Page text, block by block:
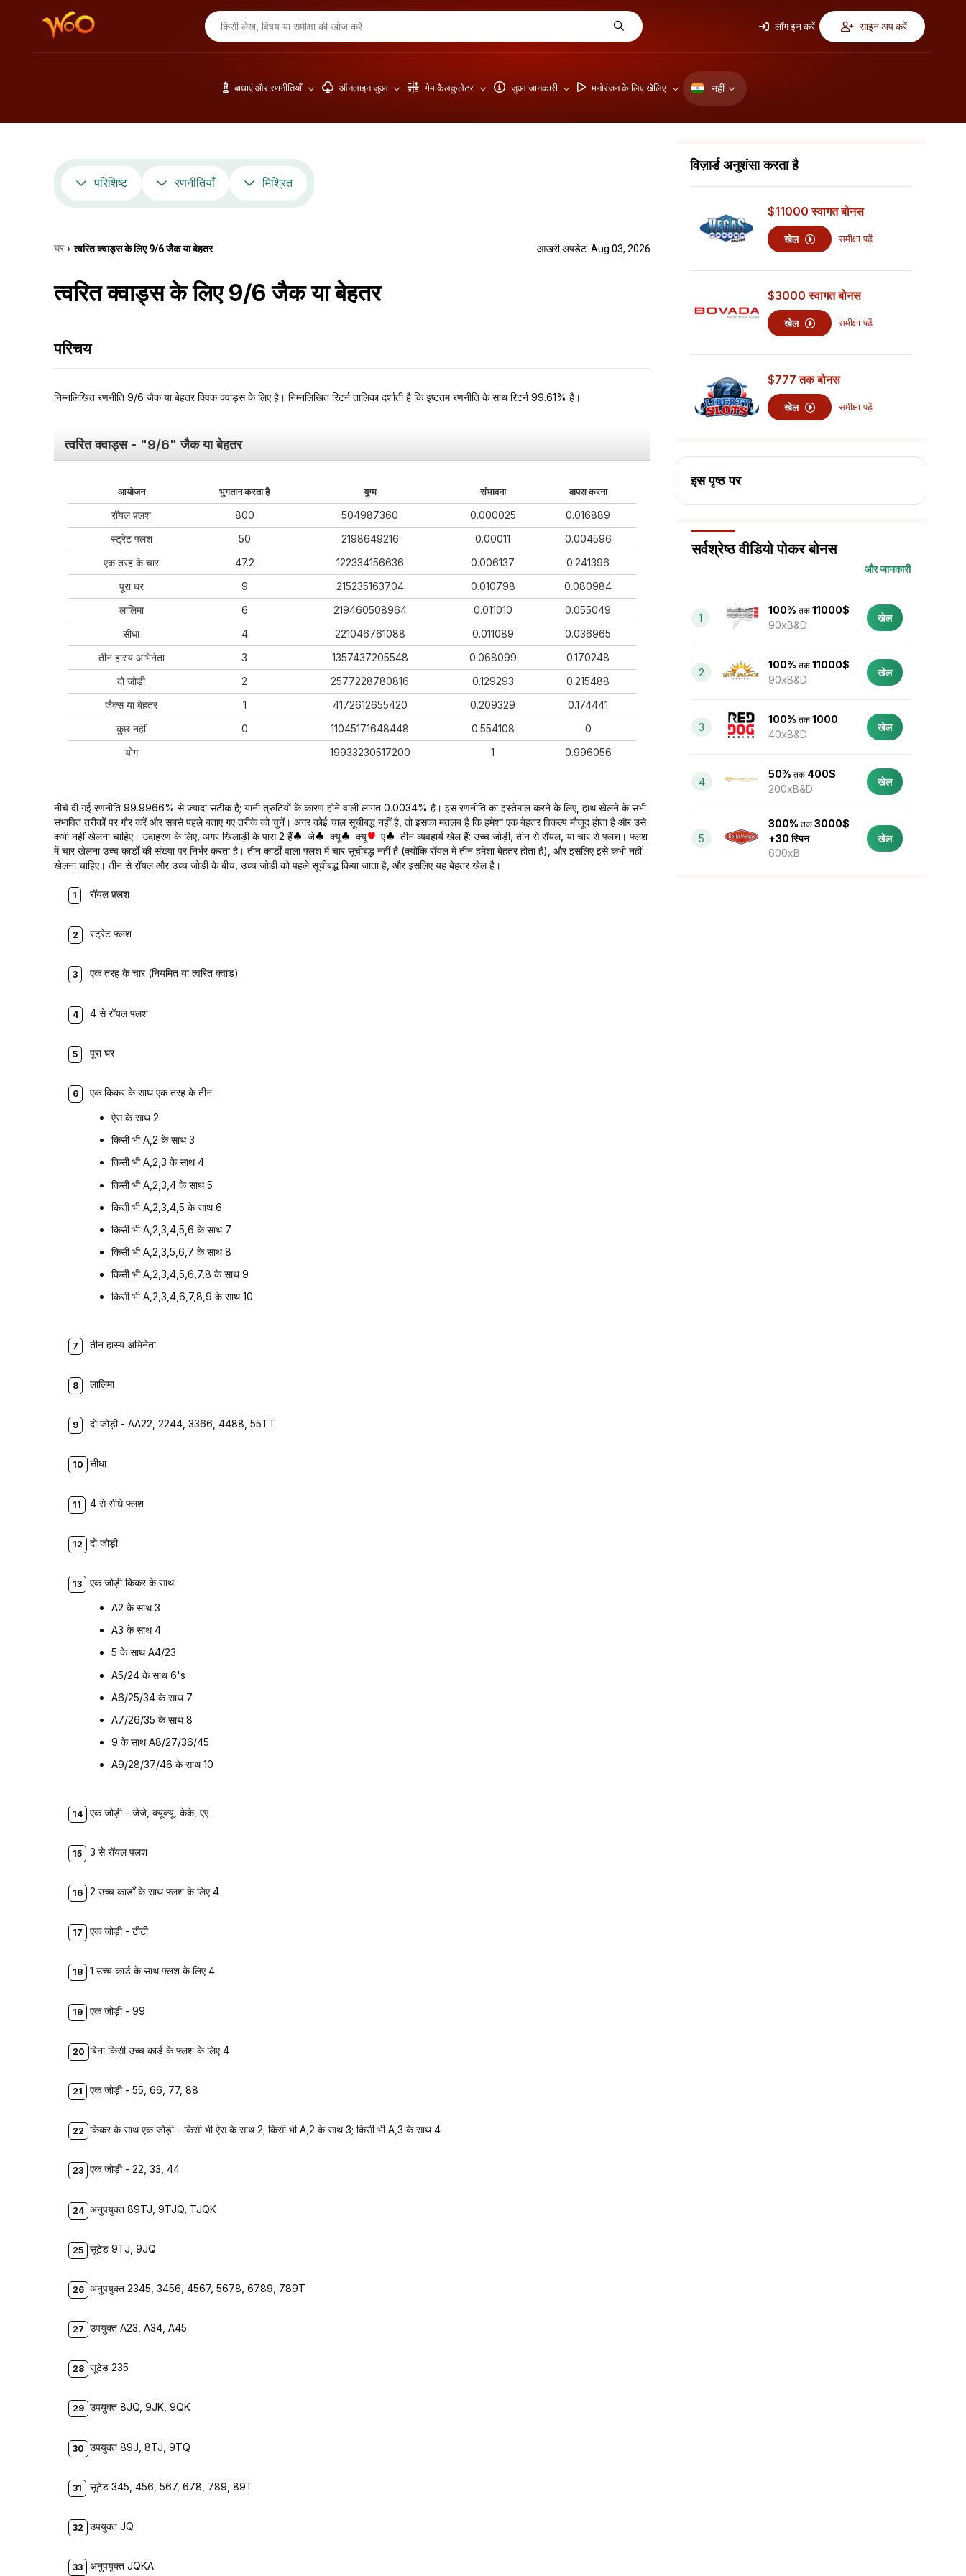
लॉग इन करें साइन अप करें
बाधाएं और रणनीतियाँ ऑनलाइन जुआ गेम कैलकुलेटर जुआ जानकारी मनोरंजन के लिए खेलिए नहीं
परिशिष्ट रणनीतियाँ मिश्रित
घर › त्वरित क्वाड्स के लिए 9/6 जैक या बेहतर आखरी अपडेट: Aug 03, 2026
त्वरित क्वाड्स के लिए 9/6 जैक या बेहतर
परिचय
निम्नलिखित रणनीति 9/6 जैक या बेहतर क्विक क्वाड्स के लिए है। निम्नलिखित रिटर्न तालिका दर्शाती है कि इष्टतम रणनीति के साथ रिटर्न 99.61% है।
त्वरित क्वाड्स - "9/6" जैक या बेहतर
आयोजन भुगतान करता है युग्म संभावना वापस करना
रॉयल फ़्लश 800 504987360 0.000025
0.016889
स्ट्रेट फ्लश
50 2198649216 0.00011
0.004596
एक तरह के चार
47.2 122334156636 0.006137
0.241396
पूरा घर
9 215235163704 0.010798
0.080984
लालिमा
6 219460508964 0.011010
0.055049
सीधा
4 221046761088 0.011089
0.036965
तीन हास्य अभिनेता
3 1357437205548 0.068099
0.170248
दो जोड़ी
2 2577228780816 0.129293
0.215488
जैक्स या बेहतर
1 4172612655420 0.209329
0.174441
कुछ नहीं
0 11045171648448 0.554108
0
योग
19933230517200 1 0.996056
नीचे दी गई रणनीति 99.9966% से ज़्यादा सटीक है; यानी त्रुटियों के कारण होने वाली लागत 0.0034% है। इस रणनीति का इस्तेमाल करने के लिए, हाथ खेलने के सभी
संभावित तरीकों पर गौर करें और सबसे पहले बताए गए तरीके को चुनें। अगर कोई चाल सूचीबद्ध नहीं है, तो इसका मतलब है कि हमेशा एक बेहतर विकल्प मौजूद होता है और उसे
कभी नहीं खेलना चाहिए। उदाहरण के लिए, अगर खिलाड़ी के पास 2 हैं
जे क्यू क्यू ए
तीन व्यवहार्य खेल हैं: उच्च जोड़ी, तीन से रॉयल, या चार से फ्लश। फ्लश
में चार खेलना उच्च कार्डों की संख्या पर निर्भर करता है। तीन कार्डों वाला फ्लश में चार सूचीबद्ध नहीं है (क्योंकि रॉयल में तीन हमेशा बेहतर होता है), और इसलिए इसे कभी नहीं
खेलना चाहिए। तीन से रॉयल और उच्च जोड़ी के बीच, उच्च जोड़ी को पहले सूचीबद्ध किया जाता है, और इसलिए यह बेहतर खेल है।
रॉयल फ़्लश
स्ट्रेट फ्लश
एक तरह के चार (नियमित या त्वरित क्वाड)
4 से रॉयल फ्लश
पूरा घर
एक किकर के साथ एक तरह के तीन:
ऐस के साथ 2
किसी भी A,2 के साथ 3
किसी भी A,2,3 के साथ 4
किसी भी A,2,3,4 के साथ 5
किसी भी A,2,3,4,5 के साथ 6
किसी भी A,2,3,4,5,6 के साथ 7
किसी भी A,2,3,5,6,7 के साथ 8
किसी भी A,2,3,4,5,6,7,8 के साथ 9
किसी भी A,2,3,4,6,7,8,9 के साथ 10
तीन हास्य अभिनेता
लालिमा
दो जोड़ी - AA22, 2244, 3366, 4488, 55TT
सीधा
4 से सीधे फ्लश
दो जोड़ी
एक जोड़ी किकर के साथ:
A2 के साथ 3
A3 के साथ 4
5 के साथ A4/23
A5/24 के साथ 6's
A6/25/34 के साथ 7
A7/26/35 के साथ 8
9 के साथ A8/27/36/45
A9/28/37/46 के साथ 10
एक जोड़ी - जेजे, क्यूक्यू, केके, एए
3 से रॉयल फ्लश
2 उच्च कार्डों के साथ फ्लश के लिए 4
एक जोड़ी - टीटी
1 उच्च कार्ड के साथ फ्लश के लिए 4
एक जोड़ी - 99
बिना किसी उच्च कार्ड के फ्लश के लिए 4
एक जोड़ी - 55, 66, 77, 88
किकर के साथ एक जोड़ी - किसी भी ऐस के साथ 2; किसी भी A,2 के साथ 3; किसी भी A,3 के साथ 4
एक जोड़ी - 22, 33, 44
अनुपयुक्त 89TJ, 9TJQ, TJQK
सूटेड 9TJ, 9JQ
अनुपयुक्त 2345, 3456, 4567, 5678, 6789, 789T
उपयुक्त A23, A34, A45
सूटेड 235
उपयुक्त 8JQ, 9JK, 9QK
उपयुक्त 89J, 8TJ, 9TQ
सूटेड 345, 456, 567, 678, 789, 89T
उपयुक्त JQ
अनुपयुक्त JQKA
विज़ार्ड अनुशंसा करता है
$11000 स्वागत बोनस
खेल समीक्षा पढ़ें
$3000 स्वागत बोनस
खेल समीक्षा पढ़ें
$777 तक बोनस
खेल समीक्षा पढ़ें
इस पृष्ठ पर
सर्वश्रेष्ठ वीडियो पोकर बोनस
और जानकारी
1
100% तक 11000$
90xB&D
खेल
2
100% तक 11000$
90xB&D
खेल
3
100% तक 1000
40xB&D
खेल
4
50% तक 400$
200xB&D
खेल
5
300% तक 3000$
+30 स्पिन
600xB
खेल